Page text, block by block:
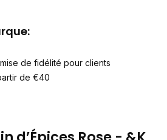
de fidélité pour clients
de €40